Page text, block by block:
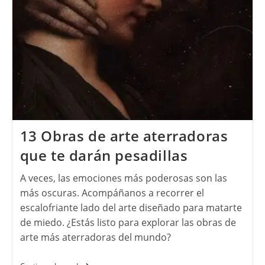
13 Obras de arte aterradoras
que te darán pesadillas
A veces, las emociones más poderosas son las
más oscuras. Acompáñanos a recorrer el
escalofriante lado del arte diseñado para matarte
de miedo. ¿Estás listo para explorar las obras de
arte más aterradoras del mundo?